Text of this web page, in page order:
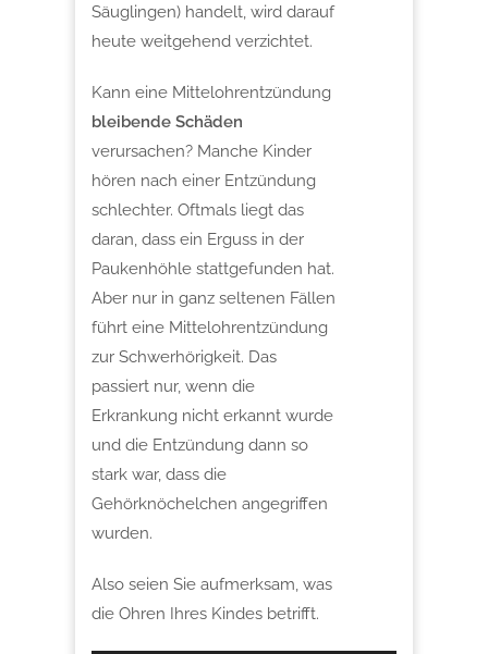
Säuglingen) handelt, wird darauf
heute weitgehend verzichtet.
Kann eine Mittelohrentzündung
bleibende Schäden
verursachen? Manche Kinder
hören nach einer Entzündung
schlechter. Oftmals liegt das
daran, dass ein Erguss in der
Paukenhöhle stattgefunden hat.
Aber nur in ganz seltenen Fällen
führt eine Mittelohrentzündung
zur Schwerhörigkeit. Das
passiert nur, wenn die
Erkrankung nicht erkannt wurde
und die Entzündung dann so
stark war, dass die
Gehörknöchelchen angegriffen
wurden.
Also seien Sie aufmerksam, was
die Ohren Ihres Kindes betrifft.